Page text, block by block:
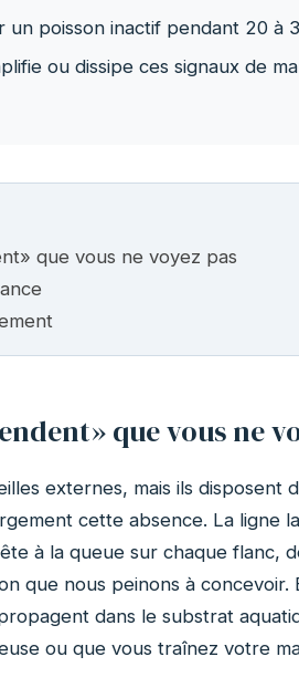
poisson inactif pendant 20 à
ou dissipe ces signaux de
que vous ne voyez pas
que vous ne
externes, mais ils disposent
cette absence. La ligne
à la queue sur chaque flanc,
que nous peinons à
dans le substrat
ou que vous traînez votre